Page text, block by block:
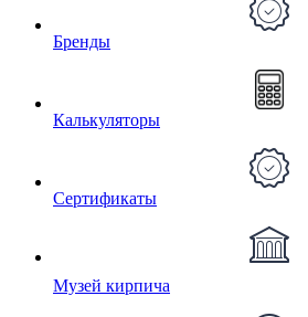
Бренды
Калькуляторы
Сертификаты
Музей кирпича